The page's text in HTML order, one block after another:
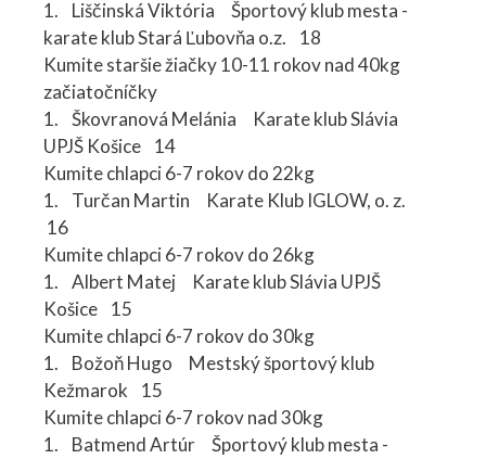
1. Liščinská Viktória Športový klub mesta -
karate klub Stará Ľubovňa o.z. 18
Kumite staršie žiačky 10-11 rokov nad 40kg
začiatočníčky
1. Škovranová Melánia Karate klub Slávia
UPJŠ Košice 14
Kumite chlapci 6-7 rokov do 22kg
1. Turčan Martin Karate Klub IGLOW, o. z.
16
Kumite chlapci 6-7 rokov do 26kg
1. Albert Matej Karate klub Slávia UPJŠ
Košice 15
Kumite chlapci 6-7 rokov do 30kg
1. Božoň Hugo Mestský športový klub
Kežmarok 15
Kumite chlapci 6-7 rokov nad 30kg
1. Batmend Artúr Športový klub mesta -